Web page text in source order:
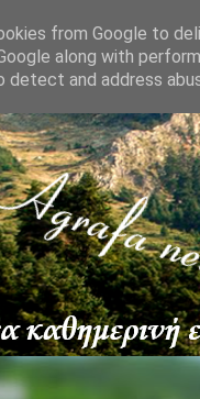
from Google to
along with
detect and address